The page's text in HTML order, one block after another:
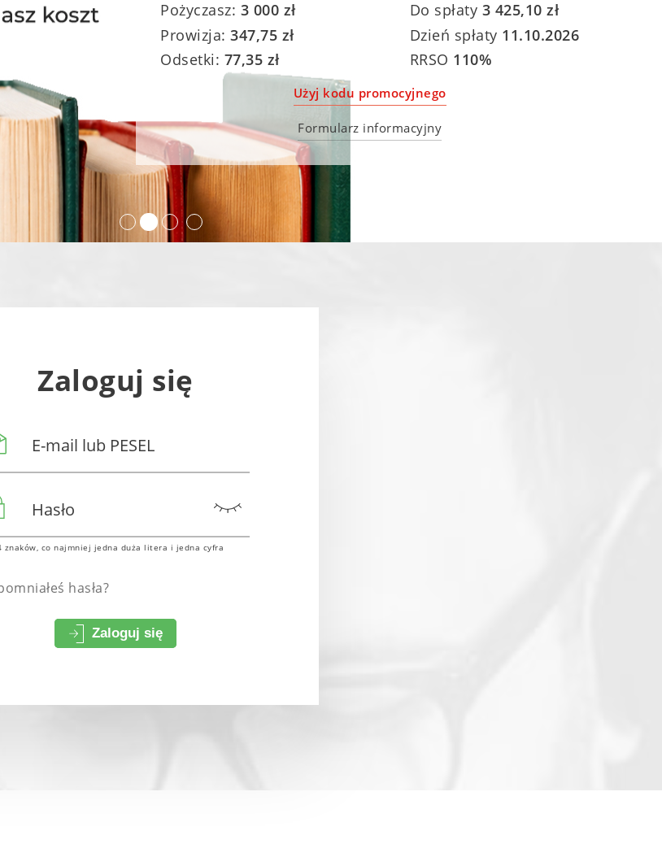
Pożyczasz: 3 000 zł
Prowizja: 347,75 zł
Odsetki: 77,35 zł
Do spłaty 3 425,10 zł
Dzień spłaty 11.10.2026
RRSO 110%
Użyj kodu promocyjnego
Formularz informacyjny
Zaloguj się
znaków, co najmniej jedna duża litera i jedna cyfra
hasła?
Zaloguj się